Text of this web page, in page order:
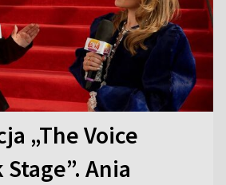
„The Voice
Ania